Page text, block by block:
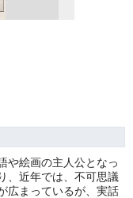
や絵画の主人公となっ
、近年では、不可思議
広まっているが、実話